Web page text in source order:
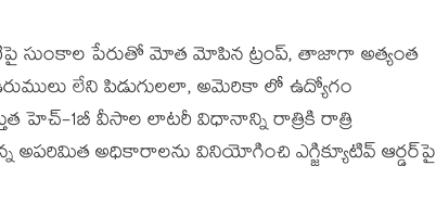
సుంకాల పేరుతో మోత మోపిన ట్రంప్, తాజాగా అత్యంత
లేని పిడుగులలా, అమెరికా లో ఉద్యోగం
హెచ్-1బీ వీసాల లాటరీ విధానాన్ని రాత్రికి రాత్రి
ఉన్న అపరిమిత అధికారాలను వినియోగించి ఎగ్జిక్యూటివ్ ఆర్డర్‌పై